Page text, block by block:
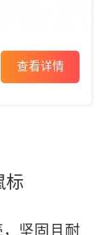
查看详情
标
坚固且耐